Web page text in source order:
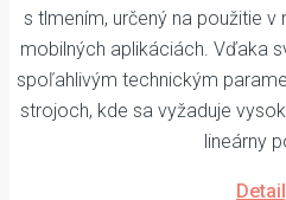
s tlmením, určený na použitie
mobilných aplikáciách. Vďaka
spoľahlivým technickým
strojoch, kde sa vyžaduje
lineárny